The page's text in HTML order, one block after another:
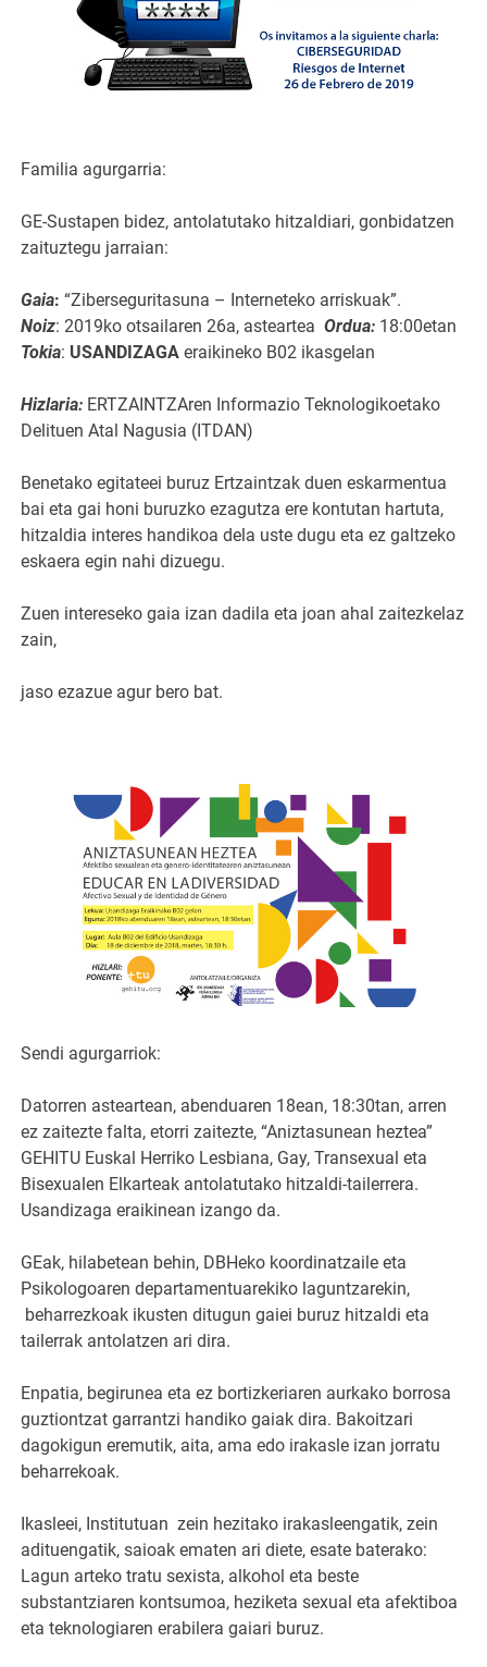
Familia agurgarria:
GE-Sustapen bidez, antolatutako hitzaldiari, gonbidatzen
zaituztegu jarraian:
Gaia: “Ziberseguritasuna – Interneteko arriskuak”.
Noiz: 2019ko otsailaren 26a, astearteaOrdua: 18:00etan
Tokia: USANDIZAGA eraikineko B02 ikasgelan
Hizlaria: ERTZAINTZAren Informazio Teknologikoetako
Delituen Atal Nagusia (ITDAN)
Benetako egitateei buruz Ertzaintzak duen eskarmentua
bai eta gai honi buruzko ezagutza ere kontutan hartuta,
hitzaldia interes handikoa dela uste dugu eta ez galtzeko
eskaera egin nahi dizuegu.
Zuen intereseko gaia izan dadila eta joan ahal zaitezkelaz
zain,
jaso ezazue agur bero bat.
Sendi agurgarriok:
Datorren asteartean, abenduaren 18ean, 18:30tan, arren
ez zaitezte falta, etorri zaitezte, “Aniztasunean heztea”
GEHITU Euskal Herriko Lesbiana, Gay, Transexual eta
Bisexualen Elkarteak antolatutako hitzaldi-tailerrera.
Usandizaga eraikinean izango da.
GEak, hilabetean behin, DBHeko koordinatzaile eta
Psikologoaren departamentuarekiko laguntzarekin,
beharrezkoak ikusten ditugun gaiei buruz hitzaldi eta
tailerrak antolatzen ari dira.
Enpatia, begirunea eta ez bortizkeriaren aurkako borrosa
guztiontzat garrantzi handiko gaiak dira. Bakoitzari
dagokigun eremutik, aita, ama edo irakasle izan jorratu
beharrekoak.
Ikasleei, Institutuan zein hezitako irakasleengatik, zein
adituengatik, saioak ematen ari diete, esate baterako:
Lagun arteko tratu sexista, alkohol eta beste
substantziaren kontsumoa, heziketa sexual eta afektiboa
eta teknologiaren erabilera gaiari buruz.